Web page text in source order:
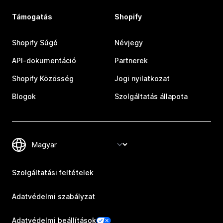
Támogatás
Shopify Súgó
API-dokumentáció
Shopify Közösség
Blogok
Shopify
Névjegy
Partnerek
Jogi nyilatkozat
Szolgáltatás állapota
Szolgáltatási feltételek
Adatvédelmi szabályzat
Adatvédelmi beállítások